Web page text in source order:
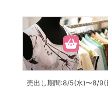
売出し期間:8/5(水)〜8/9(